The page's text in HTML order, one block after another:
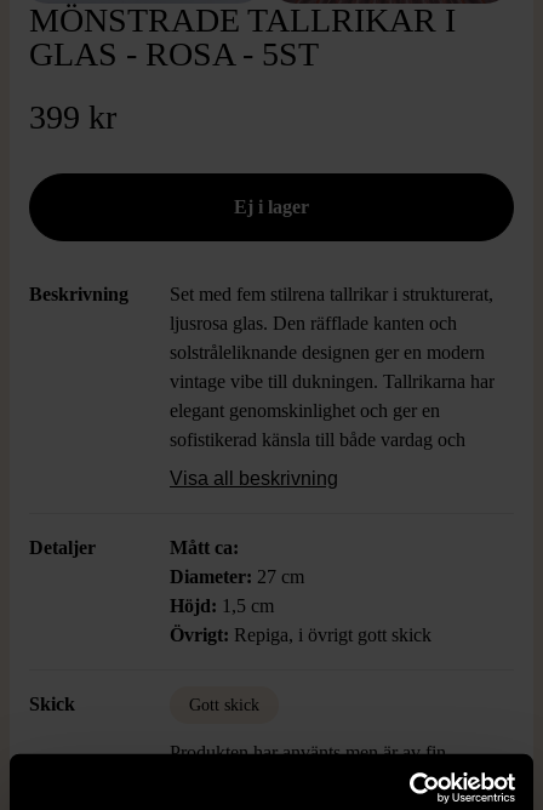
MÖNSTRADE TALLRIKAR I
GLAS - ROSA - 5ST
399 kr
Beskrivning
Set med fem stilrena tallrikar i strukturerat,
ljusrosa glas. Den räfflade kanten och
solstråleliknande designen ger en modern
vintage vibe till dukningen. Tallrikarna har
elegant genomskinlighet och ger en
sofistikerad känsla till både vardag och
fest.
Visa all beskrivning
Detaljer
Mått ca:
Diameter: 27 cm
Höjd: 1,5 cm
Övrigt: Repiga, i övrigt gott skick
Skick Gott skick
Produkten har använts men är av fin
kvalitet, det kan förekomma mindre